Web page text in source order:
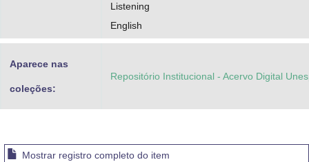
Listening
English
Aparece nas
coleções:
Repositório Institucional - Acervo Digital
Mostrar registro completo do item